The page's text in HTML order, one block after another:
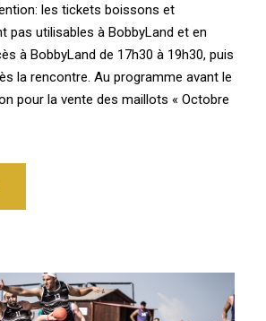
les tickets boissons et
pas utilisables à BobbyLand et en
à BobbyLand de 17h30 à 19h30, puis
la rencontre. Au programme avant le
pour la vente des maillots « Octobre